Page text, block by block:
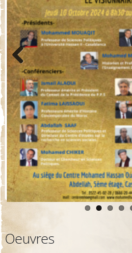
Previo
us
Oeuvres